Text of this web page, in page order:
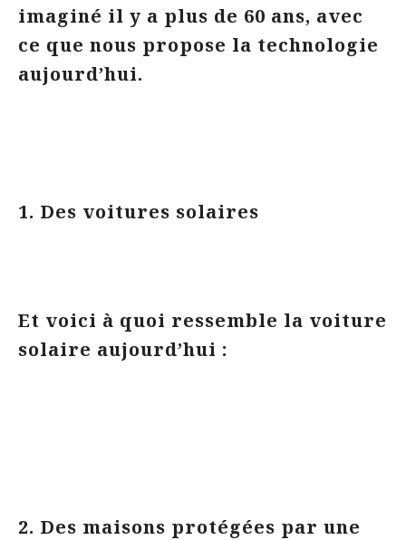
imaginé il y a plus de 60 ans, avec
ce que nous propose la technologie
aujourd’hui.
1. Des voitures solaires
Et voici à quoi ressemble la voiture
solaire aujourd’hui :
2. Des maisons protégées par une